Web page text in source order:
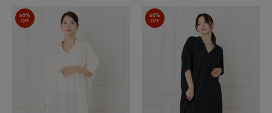
60%
OFF
60%
OFF